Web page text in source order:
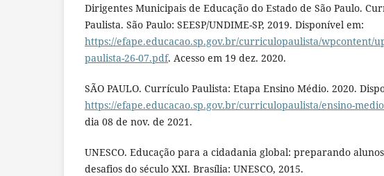
Dirigentes Municipais de Educação do Estado de São Paulo.
Paulista. São Paulo: SEESP/UNDIME-SP, 2019. Disponível em:
https://efape.educacao.sp.gov.br/curriculopaulista/wpcontent/
paulista-26-07.pdf. Acesso em 19 dez. 2020.
SÃO PAULO. Currículo Paulista: Etapa Ensino Médio. 2020.
https://efape.educacao.sp.gov.br/curriculopaulista/ensino-
dia 08 de nov. de 2021.
UNESCO. Educação para a cidadania global: preparando
desafios do século XXI. Brasília: UNESCO, 2015.